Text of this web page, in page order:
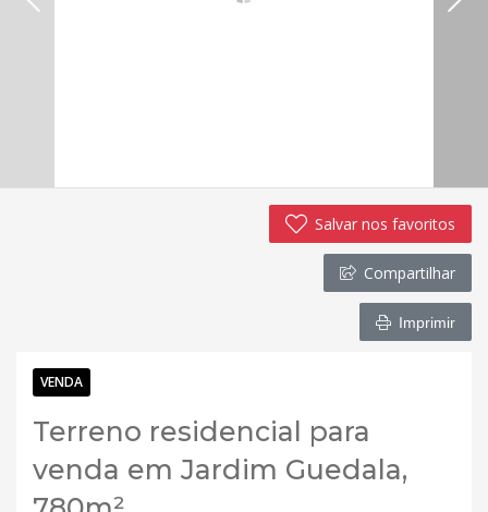
Salvar nos favoritos
Compartilhar
Imprimir
VENDA
Terreno residencial para
venda em Jardim Guedala,